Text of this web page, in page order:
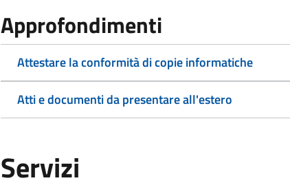
Approfondimenti
Attestare la conformità di copie informatiche
Atti e documenti da presentare all'estero
Servizi